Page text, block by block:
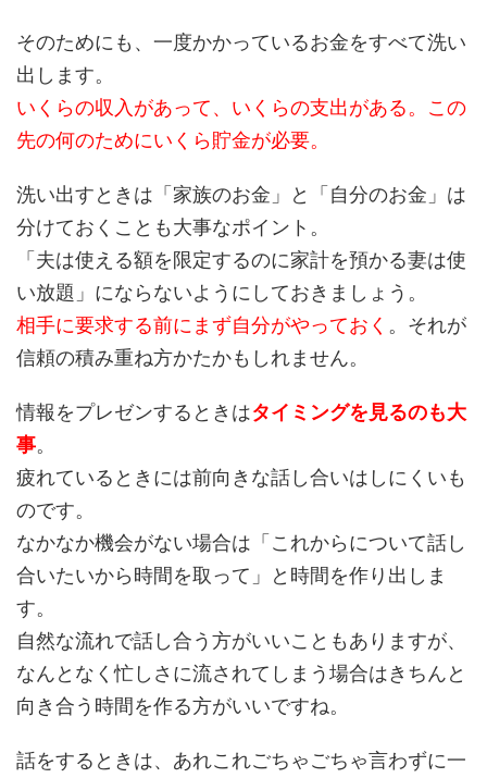
そのためにも、一度かかっているお金をすべて洗い
出します。
いくらの収入があって、いくらの支出がある。この
先の何のためにいくら貯金が必要。
洗い出すときは「家族のお金」と「自分のお金」は
分けておくことも大事なポイント。
「夫は使える額を限定するのに家計を預かる妻は使
い放題」にならないようにしておきましょう。
相手に要求する前にまず自分がやっておく 。それが
信頼の積み重ね方かたかもしれません。
情報をプレゼンするときはタイミングを見るのも大
事。
疲れているときには前向きな話し合いはしにくいも
のです。
なかなか機会がない場合は「これからについて話し
合いたいから時間を取って」と時間を作り出しま
す。
自然な流れで話し合う方がいいこともありますが、
なんとなく忙しさに流されてしまう場合はきちんと
向き合う時間を作る方がいいですね。
話をするときは、あれこれごちゃごちゃ言わずに一